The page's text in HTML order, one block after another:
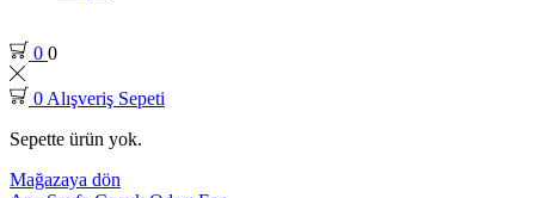
0 0
0 Alışveriş Sepeti
Sepette ürün yok.
Mağazaya dön